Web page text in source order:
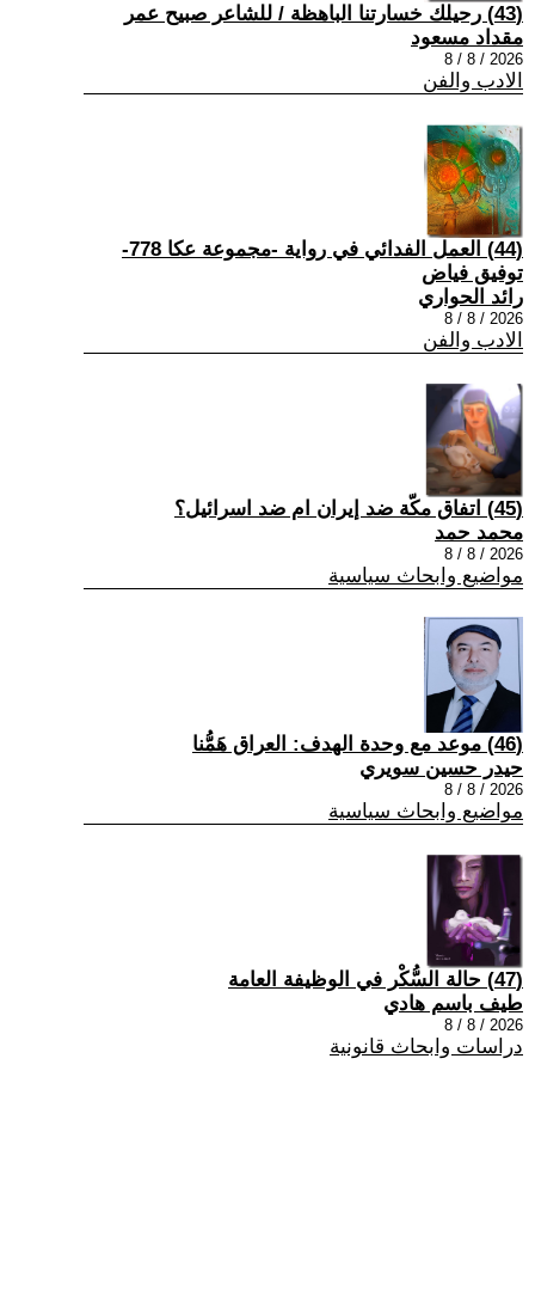
(43) رحيلك خسارتنا الباهظة / للشاعر صبيح عمر
مقداد مسعود
2026 / 8 / 8
الادب والفن
(44) العمل الفدائي في رواية -مجموعة عكا 778-
توفيق فياض
رائد الحواري
2026 / 8 / 8
الادب والفن
(45) اتفاق مكّة ضد إيران ام ضد اسرائيل؟
محمد حمد
2026 / 8 / 8
مواضيع وابحاث سياسية
(46) موعد مع وحدة الهدف: العراق هَمُّنا
حيدر حسين سويري
2026 / 8 / 8
مواضيع وابحاث سياسية
(47) حالة السُّكْر في الوظيفة العامة
طيف باسم هادي
2026 / 8 / 8
دراسات وابحاث قانونية